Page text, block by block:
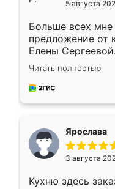
5 августа
Больше всех мне
предложение от
Елены
короткие сроки
для замера
предложил по
Читать полностью
Ярослава
3 августа
Кухню здесь